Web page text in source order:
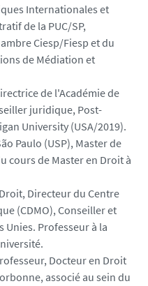
Internationales et
de la PUC/SP,
Ciesp/Fiesp et du
de Médiation et
de l'Académie de
juridique, Post-
University (USA/2019).
Paulo (USP), Master de
cours de Master en Droit à
Directeur du Centre
(CDMO), Conseiller et
Unies. Professeur à la
Docteur en Droit
associé au sein du